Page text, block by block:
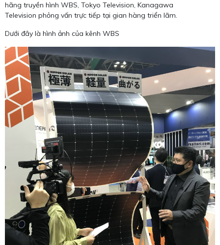
hãng truyền hình WBS, Tokyo Television, Kanagawa
Television phỏng vấn trực tiếp tại gian hàng triển lãm.
Dưới đây là hình ảnh của kênh WBS